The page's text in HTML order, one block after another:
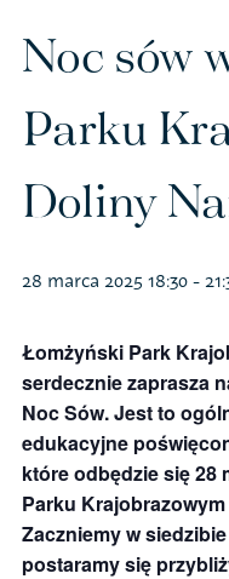
Sklep na ptak
Koszulki
Budki i karmniki
Noc sów
Parku
Doliny
28 marca 2025 18:30 -
Łomżyński Park
serdecznie zaprasza
Noc Sów. Jest to
edukacyjne
które odbędzie się 28
Parku
Zaczniemy w
postaramy się